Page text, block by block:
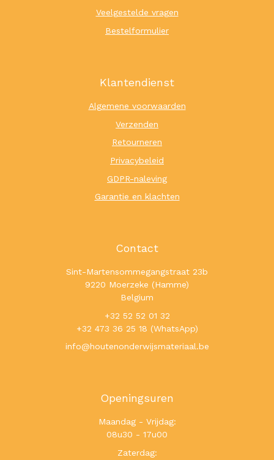
Veelgestelde vragen
Bestelformulier
Klantendienst
Algemene voorwaarden
Verzenden
Retourneren
Privacybeleid
GDPR-naleving
Garantie en klachten
Contact
Sint-Martensommegangstraat 23b
9220 Moerzeke (Hamme)
Belgium
+32 52 52 01 32
+32 473 36 25 18 (WhatsApp)
info@houtenonderwijsmateriaal.be
Openingsuren
Maandag - Vrijdag:
08u30 - 17u00
Zaterdag: